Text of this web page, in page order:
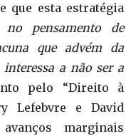
que esta estratégia
no pensamento de
que advém da
a não ser a
pelo “Direito à
Lefebvre e David
marginais